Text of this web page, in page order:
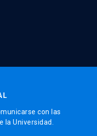
con las
la Universidad.